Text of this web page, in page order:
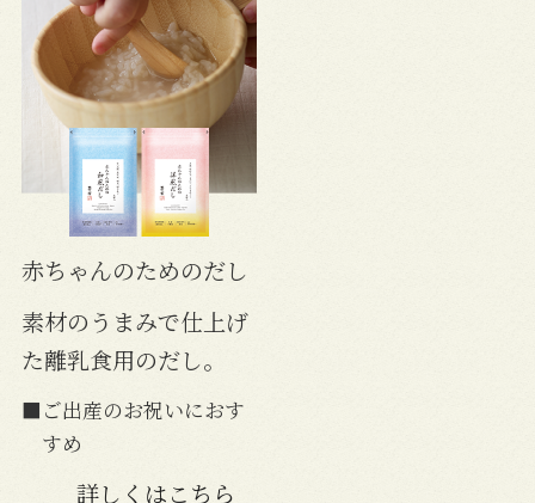
いました。
赤ちゃんのためのだし
素材のうまみで仕上げ
た離乳食用のだし。
■ご出産のお祝いにおす
すめ
詳しくはこちら